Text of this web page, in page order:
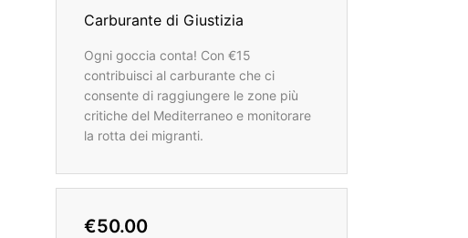
Carburante di Giustizia
Ogni goccia conta! Con €15
contribuisci al carburante che ci
consente di raggiungere le zone più
critiche del Mediterraneo e monitorare
la rotta dei migranti.
€50.00